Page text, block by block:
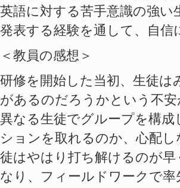
英語に対する苦手意識の強
発表する経験を通して、自
＜教員の感想＞
研修を開始した当初、生徒
があるのだろうかという不
異なる生徒でグループを構
ションを取れるのか、心配
徒はやはり打ち解けるのが
なり、フィールドワークで